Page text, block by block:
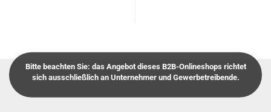
Bitte beachten Sie: das Angebot dieses B2B-Onlineshops richtet
sich ausschließlich an Unternehmer und Gewerbetreibende.